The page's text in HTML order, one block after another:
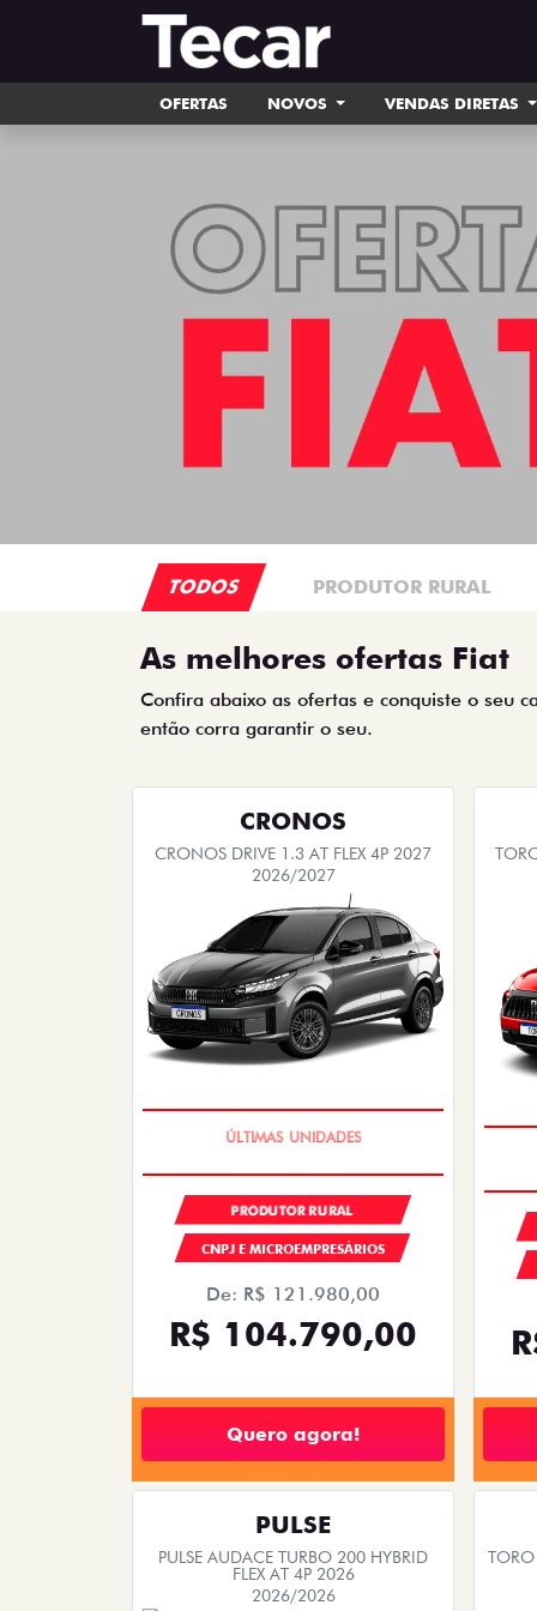
OFERTAS NOVOS VENDAS DIRETAS
TODOS PRODUTOR RURAL
As melhores ofertas Fiat
Confira abaixo as ofertas e conquiste o seu
então corra garantir o seu.
CRONOS
CRONOS DRIVE 1.3 AT FLEX 4P 2027
2026/2027
PRODUTOR RURAL
CNPJ E MICROEMPRESÁRIOS
De: R$ 121.980,00
R$ 104.790,00
Quero agora!
PULSE
PULSE AUDACE TURBO 200 HYBRID
FLEX AT 4P 2026
2026/2026